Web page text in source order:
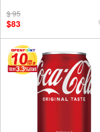
$ 95
$83